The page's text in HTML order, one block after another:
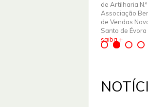
de Artilharia
Associação
de Vendas
Santo de Évora
saiba +